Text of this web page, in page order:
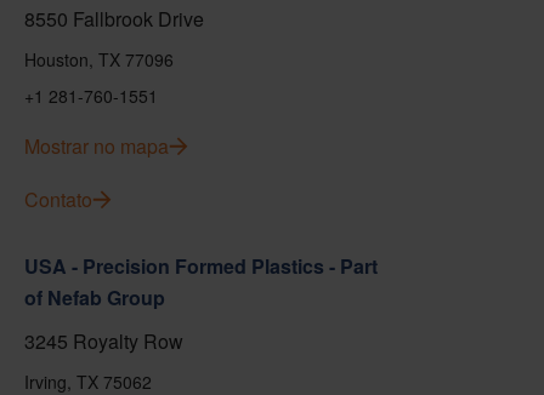
8550 Fallbrook Drive
Houston, TX 77096
+1 281-760-1551
Mostrar no mapa
Contato
USA - Precision Formed Plastics - Part
of Nefab Group
3245 Royalty Row
Irving, TX 75062